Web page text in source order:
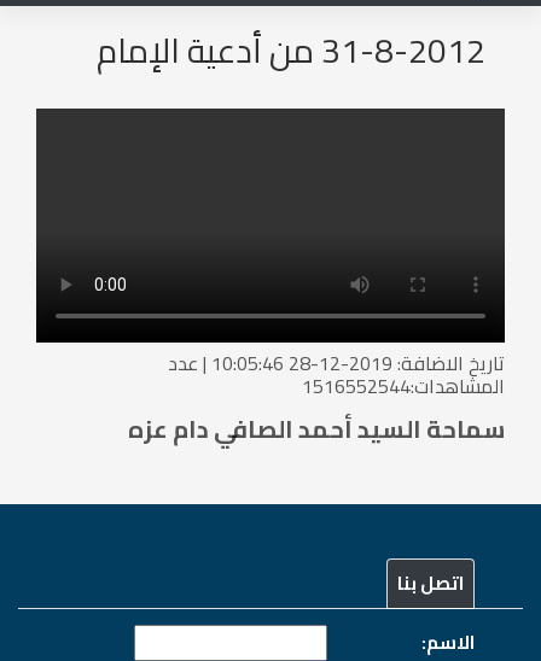
31-8-2012 من أدعية الإمام
الباقر عليه السلام
تاريخ الاضافة: 2019-12-28 10:05:46 | عدد
المشاهدات:1516552544
سماحة السيد أحمد الصافي دام عزه
اتصل بنا
الاسم: